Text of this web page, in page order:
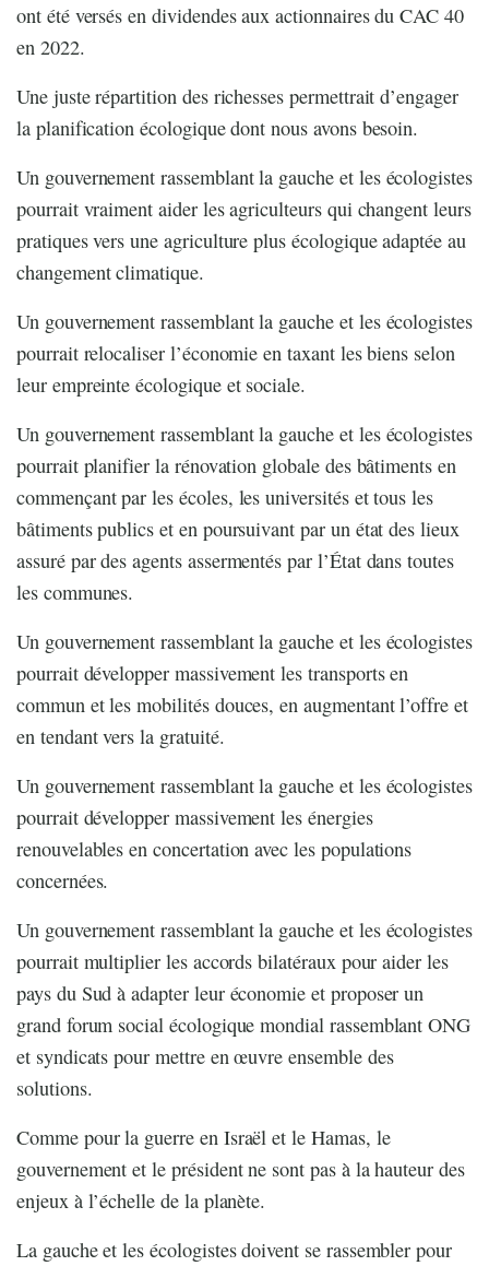
ont été versés en dividendes aux actionnaires du CAC 40
en 2022.
Une juste répartition des richesses permettrait d’engager
la planification écologique dont nous avons besoin.
Un gouvernement rassemblant la gauche et les écologistes
pourrait vraiment aider les agriculteurs qui changent leurs
pratiques vers une agriculture plus écologique adaptée au
changement climatique.
Un gouvernement rassemblant la gauche et les écologistes
pourrait relocaliser l’économie en taxant les biens selon
leur empreinte écologique et sociale.
Un gouvernement rassemblant la gauche et les écologistes
pourrait planifier la rénovation globale des bâtiments en
commençant par les écoles, les universités et tous les
bâtiments publics et en poursuivant par un état des lieux
assuré par des agents assermentés par l’État dans toutes
les communes.
Un gouvernement rassemblant la gauche et les écologistes
pourrait développer massivement les transports en
commun et les mobilités douces, en augmentant l’offre et
en tendant vers la gratuité.
Un gouvernement rassemblant la gauche et les écologistes
pourrait développer massivement les énergies
renouvelables en concertation avec les populations
concernées.
Un gouvernement rassemblant la gauche et les écologistes
pourrait multiplier les accords bilatéraux pour aider les
pays du Sud à adapter leur économie et proposer un
grand forum social écologique mondial rassemblant ONG
et syndicats pour mettre en œuvre ensemble des
solutions.
Comme pour la guerre en Israël et le Hamas, le
gouvernement et le président ne sont pas à la hauteur des
enjeux à l’échelle de la planète.
La gauche et les écologistes doivent se rassembler pour